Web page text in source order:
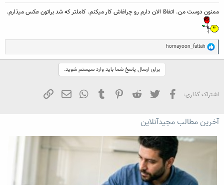
ممنون دوست من. اتفاقا الان دارم رو چراغاش کار میکنم. کاملتر که شد براتون عکس میذارم.
R
e
a
n
homayoon_fattah
برای ارسال پاسخ شما باید وارد سیستم شوید.
اشتراک گذاری: فیسبوک تویتر Reddit
Pinterest
Tumblr
WhatsApp
ایمیل
آخرین مطالب مجیدآنلاین